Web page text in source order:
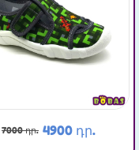
4900 դր.
7000 դր.